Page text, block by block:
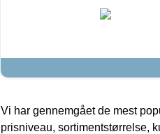
Vi har gennemgået de mest
prisniveau, sortimentstørrelse,